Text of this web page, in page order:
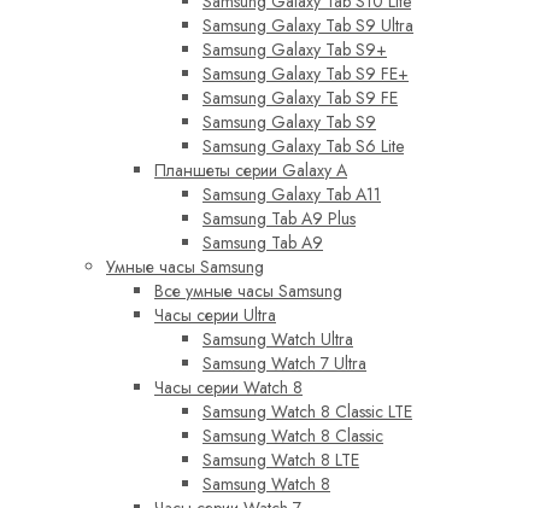
Samsung Galaxy Tab S9 Ultra
Samsung Galaxy Tab S9+
Samsung Galaxy Tab S9 FE+
Samsung Galaxy Tab S9 FE
Samsung Galaxy Tab S9
Samsung Galaxy Tab S6 Lite
Планшеты серии Galaxy A
Samsung Galaxy Tab A11
Samsung Tab A9 Plus
Samsung Tab A9
Умные часы Samsung
Все умные часы Samsung
Часы серии Ultra
Samsung Watch Ultra
Samsung Watch 7 Ultra
Часы серии Watch 8
Samsung Watch 8 Classic LTE
Samsung Watch 8 Classic
Samsung Watch 8 LTE
Samsung Watch 8